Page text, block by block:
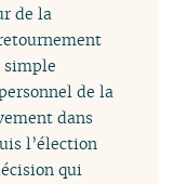
de la
simple
de la
dans
l’élection
qui